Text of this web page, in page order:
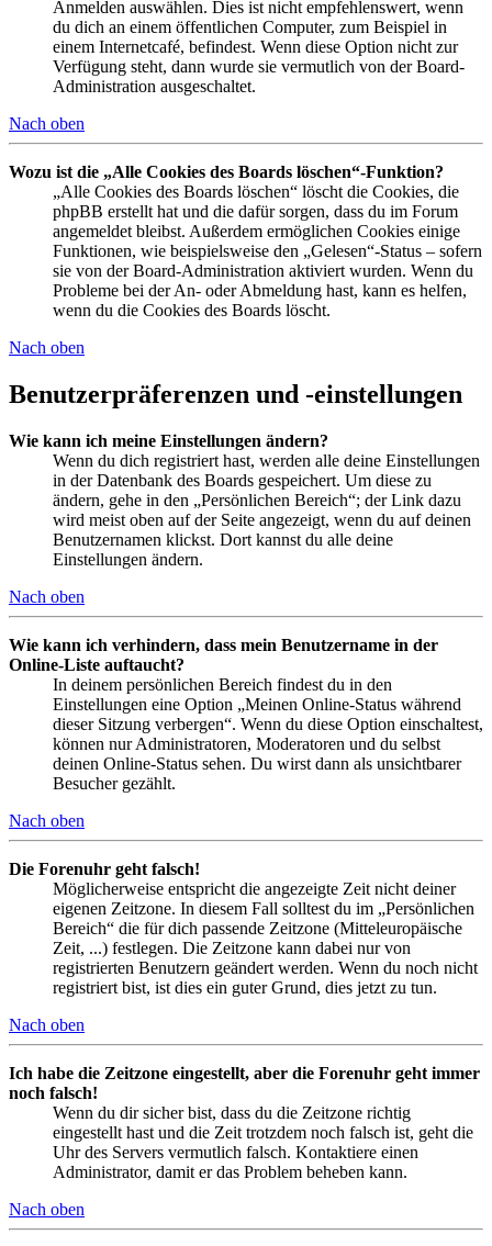
Anmelden auswählen. Dies ist nicht empfehlenswert, wenn
du dich an einem öffentlichen Computer, zum Beispiel in
einem Internetcafé, befindest. Wenn diese Option nicht zur
Verfügung steht, dann wurde sie vermutlich von der Board-
Administration ausgeschaltet.
Nach oben
Wozu ist die „Alle Cookies des Boards löschen“-Funktion?
„Alle Cookies des Boards löschen“ löscht die Cookies, die
phpBB erstellt hat und die dafür sorgen, dass du im Forum
angemeldet bleibst. Außerdem ermöglichen Cookies einige
Funktionen, wie beispielsweise den „Gelesen“-Status – sofern
sie von der Board-Administration aktiviert wurden. Wenn du
Probleme bei der An- oder Abmeldung hast, kann es helfen,
wenn du die Cookies des Boards löscht.
Nach oben
Benutzerpräferenzen und -einstellungen
Wie kann ich meine Einstellungen ändern?
Wenn du dich registriert hast, werden alle deine Einstellungen
in der Datenbank des Boards gespeichert. Um diese zu
ändern, gehe in den „Persönlichen Bereich“; der Link dazu
wird meist oben auf der Seite angezeigt, wenn du auf deinen
Benutzernamen klickst. Dort kannst du alle deine
Einstellungen ändern.
Nach oben
Wie kann ich verhindern, dass mein Benutzername in der
Online-Liste auftaucht?
In deinem persönlichen Bereich findest du in den
Einstellungen eine Option „Meinen Online-Status während
dieser Sitzung verbergen“. Wenn du diese Option einschaltest,
können nur Administratoren, Moderatoren und du selbst
deinen Online-Status sehen. Du wirst dann als unsichtbarer
Besucher gezählt.
Nach oben
Die Forenuhr geht falsch!
Möglicherweise entspricht die angezeigte Zeit nicht deiner
eigenen Zeitzone. In diesem Fall solltest du im „Persönlichen
Bereich“ die für dich passende Zeitzone (Mitteleuropäische
Zeit, ...) festlegen. Die Zeitzone kann dabei nur von
registrierten Benutzern geändert werden. Wenn du noch nicht
registriert bist, ist dies ein guter Grund, dies jetzt zu tun.
Nach oben
Ich habe die Zeitzone eingestellt, aber die Forenuhr geht immer
noch falsch!
Wenn du dir sicher bist, dass du die Zeitzone richtig
eingestellt hast und die Zeit trotzdem noch falsch ist, geht die
Uhr des Servers vermutlich falsch. Kontaktiere einen
Administrator, damit er das Problem beheben kann.
Nach oben